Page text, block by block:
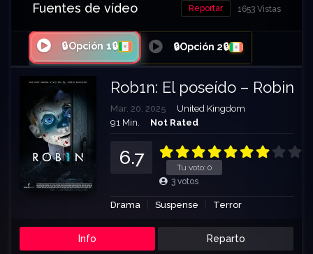
Fuentes de vídeo 1653 Vistas
Reportar
🔒Opción 1🔒 🔒Opción 2🔒
Rob1n: El poseído – Robin
Mar. 20, 2025
United Kingdom
91 Min.
Not Rated
Tu voto: 0
6.7
3 votos
Drama Suspense Terror
Info Reparto